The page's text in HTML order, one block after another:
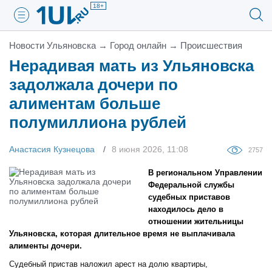
18+
Новости Ульяновска → Город онлайн → Проиcшествия
Нерадивая мать из Ульяновска
задолжала дочери по
алиментам больше
полумиллиона рублей
Анастасия Кузнецова 8 июня 2026, 11:08 2757
В региональном Управлении
Федеральной службы
судебных приставов
находилось дело в
отношении жительницы
Ульяновска, которая длительное время не выплачивала
алименты дочери.
Судебный пристав наложил арест на долю квартиры,